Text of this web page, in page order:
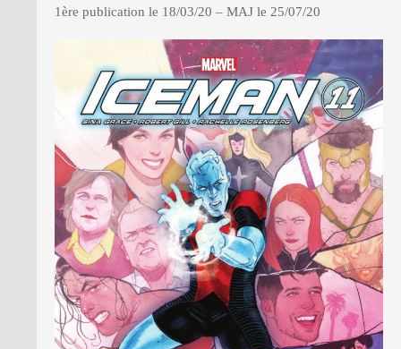
1ère publication le 18/03/20 – MAJ le 25/07/20